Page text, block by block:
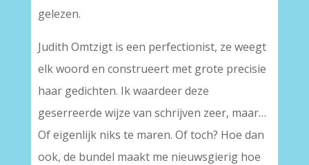
gelezen.
Judith Omtzigt is een perfectionist, ze weegt
elk woord en construeert met grote precisie
haar gedichten. Ik waardeer deze
geserreerde wijze van schrijven zeer, maar…
Of eigenlijk niks te maren. Of toch? Hoe dan
ook, de bundel maakt me nieuwsgierig hoe